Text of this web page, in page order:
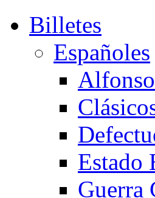
Billetes
Españoles
Estado
Guerra